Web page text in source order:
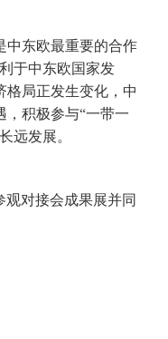
东欧最重要的合作
于中东欧国家发
格局正发生变化，中
，积极参与“一带一
远发展。
对接会成果展并同